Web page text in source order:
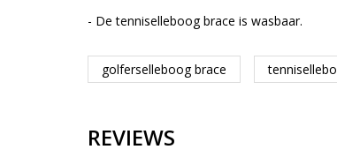
- De tenniselleboog brace is wasbaar.
golferselleboog brace
REVIEWS